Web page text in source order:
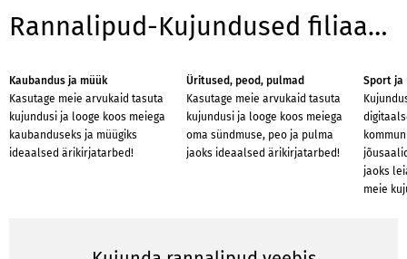
Rannalipud-Kujundused filiaalidele
Kaubandus ja müük
Kasutage meie arvukaid tasuta
kujundusi ja looge koos meiega
kaubanduseks ja müügiks
ideaalsed ärikirjatarbed!
Üritused, peod, pulmad
Kasutage meie arvukaid tasuta
kujundusi ja looge koos meiega
oma sündmuse, peo ja pulma
jaoks ideaalsed ärikirjatarbed!
Sport ja
jaoks
meie